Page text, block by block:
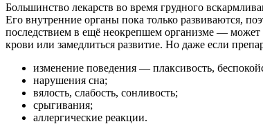
Большинство лекарств во время грудного
Его внутренние органы пока только развиваются,
последствием в ещё неокрепшем организме — может
крови или замедлиться развитие. Но даже если
изменение поведения — плаксивость,
нарушения сна;
вялость, слабость, сонливость;
срыгивания;
аллергические реакции.